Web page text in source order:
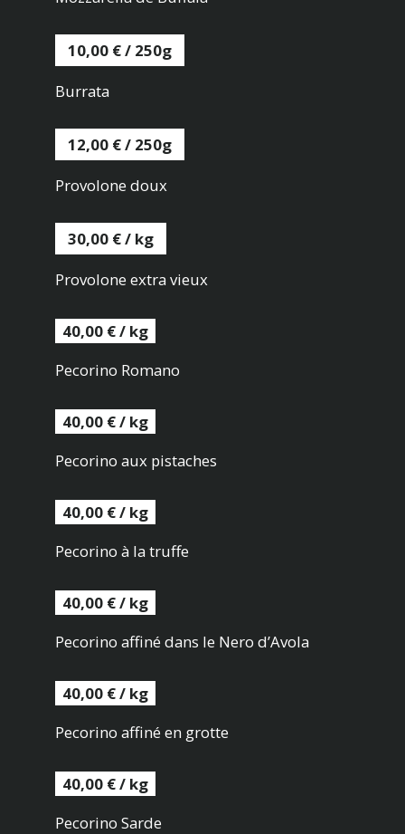
10,00 € / 250g
Burrata
12,00 € / 250g
Provolone doux
30,00 € / kg
Provolone extra vieux
40,00 € / kg
Pecorino Romano
40,00 € / kg
Pecorino aux pistaches
40,00 € / kg
Pecorino à la truffe
40,00 € / kg
Pecorino affiné dans le Nero d’Avola
40,00 € / kg
Pecorino affiné en grotte
40,00 € / kg
Pecorino Sarde